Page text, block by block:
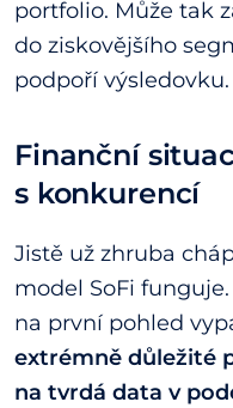
portfolio. Může tak
do ziskovějšího
podpoří výsledovku.
Finanční
s konkurencí
Jistě už zhruba
model SoFi
na první pohled
extrémně důležité
na tvrdá data v